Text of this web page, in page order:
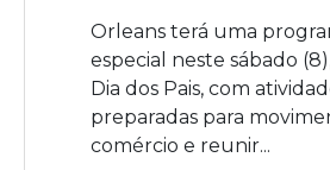
Orleans terá uma
especial neste sábado
Dia dos Pais, com
preparadas para
comércio e reunir...